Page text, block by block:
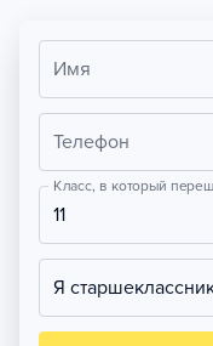
Имя
Телефон
Класс, в который
11
Я